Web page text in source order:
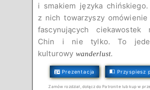
i smakiem języka chińskiego.
z nich towarzyszy
fascynujących ciekawostek
Chin i nie tylko. To
kulturowy wanderlust.
Prezentacja Przyspiesz
Zamów rozdział, dołącz do Patronite lub kup w